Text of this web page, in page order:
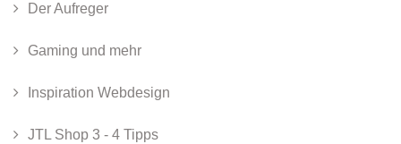
Der Aufreger
Gaming und mehr
Inspiration Webdesign
JTL Shop 3 - 4 Tipps